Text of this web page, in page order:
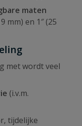
maten
mm) en 1″ (25
met wordt veel
(i.v.m.
tijdelijke